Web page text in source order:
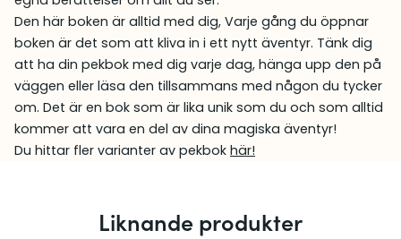
Den här boken är alltid med dig, Varje gång du öppnar
boken är det som att kliva in i ett nytt äventyr. Tänk dig
att ha din pekbok med dig varje dag, hänga upp den på
väggen eller läsa den tillsammans med någon du tycker
om. Det är en bok som är lika unik som du och som alltid
kommer att vara en del av dina magiska äventyr!
Du hittar fler varianter av pekbok här!
Liknande produkter